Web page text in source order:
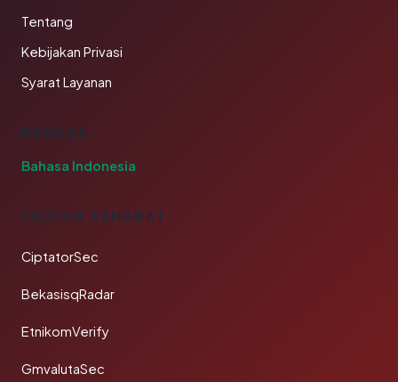
Tentang
Kebijakan Privasi
Syarat Layanan
BAHASA
Bahasa Indonesia
TAUTAN SAHABAT
CiptatorSec
BekasisqRadar
EtnikomVerify
GmvalutaSec